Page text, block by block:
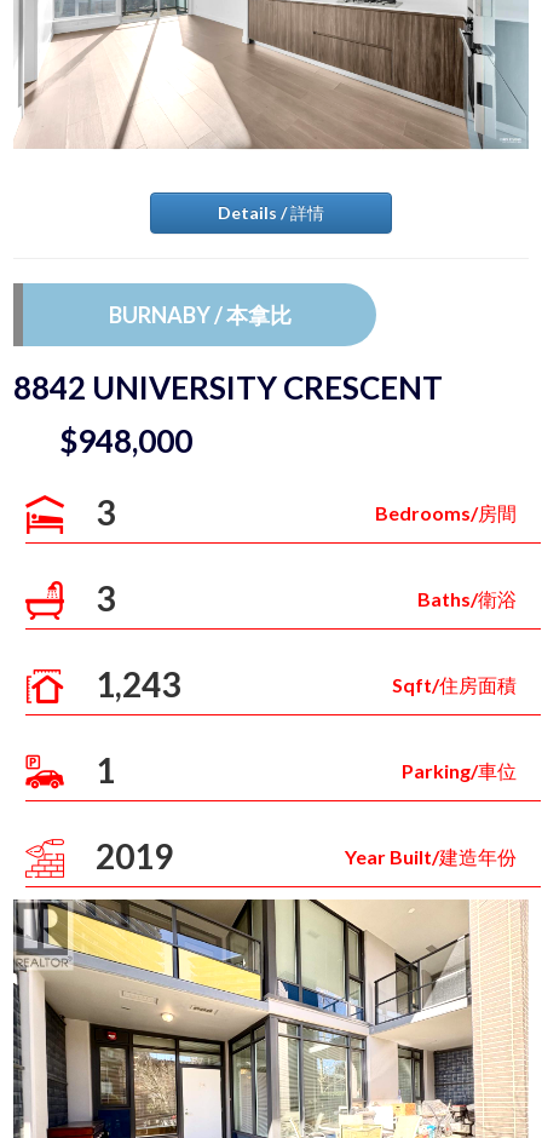
Details / 詳情
BURNABY / 本拿比
8842 UNIVERSITY CRESCENT
$948,000
3 Bedrooms/房間
3 Baths/衛浴
1,243 Sqft/住房面積
1 Parking/車位
2019 Year Built/建造年份